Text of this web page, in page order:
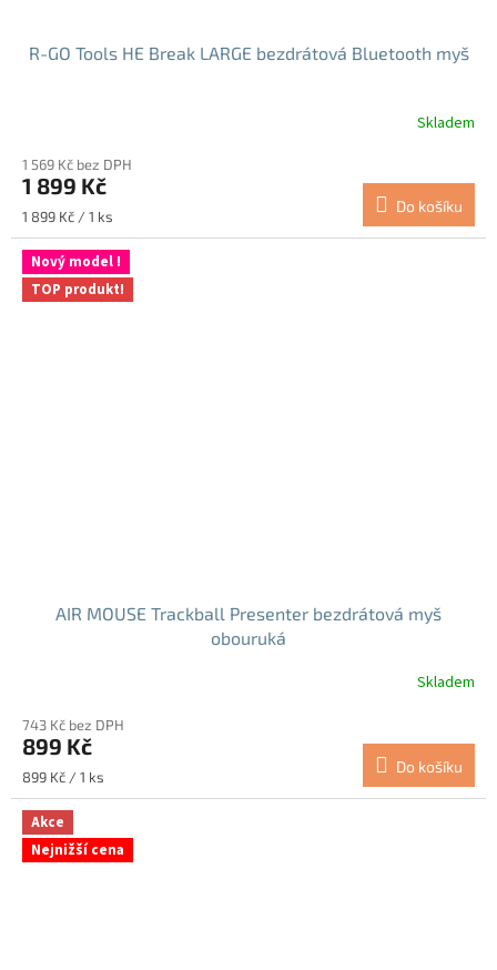
R-GO Tools HE Break LARGE bezdrátová Bluetooth myš
Skladem
1 569 Kč bez DPH
1 899 Kč
Měrná
cena:
1 899 Kč / 1 ks
Do košíku
Nový model !
TOP produkt!
AIR MOUSE Trackball Presenter bezdrátová myš
obouruká
produktu
je
5,0
5
hvězdiček.
Skladem
743 Kč bez DPH
899 Kč
Měrná
cena:
899 Kč / 1 ks
Do košíku
Akce
Nejnižší cena